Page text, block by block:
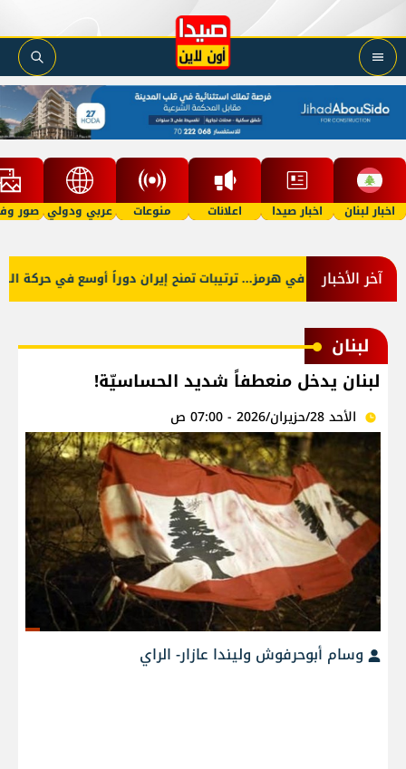
اخبار لبنان اخبار صيدا اعلانات منوعات عربي ودولي صور
آخر الأخبار
يلوح في هرمز... ترتيبات تمنح إيران دوراً أوسع في حركة السفن
لبنان
لبنان يدخل منعطفاً شديد الحساسيّة!
الأحد 28/حزيران/2026 - 07:00 ص
وسام أبوحرفوش وليندا عازار- الراي